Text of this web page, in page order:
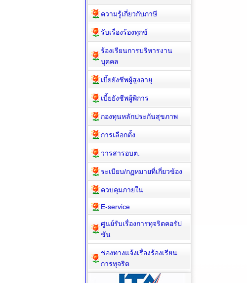
ความรู้เกี่ยวกับภาษี
รับเรื่องร้องทุกข์
ร้องเรียนการบริหารงาน
บุคคล
เบี้ยยังชีพผู้สูงอายุ
เบี้ยยังชีพผู้พิการ
กองทุนหลักประกันสุขภาพ
การเลือกตั้ง
วารสารอบต.
ระเบียบ/กฏหมายที่เกี่ยวข้อง
ควบคุมภายใน
E-service
ศูนย์รับเรื่องการทุจริตคอรัป
ชัน
ช่องทางแจ้งเรื่องร้องเรียน
การทุจริต